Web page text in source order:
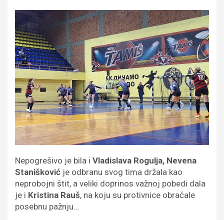
Nepogrešivo je bila i Vladislava Rogulja, Nevena
Stanišković je odbranu svog tima držala kao
neprobojni štit, a veliki doprinos važnoj pobedi dala
je i Kristina Rauš, na koju su protivnice obraćale
posebnu pažnju…